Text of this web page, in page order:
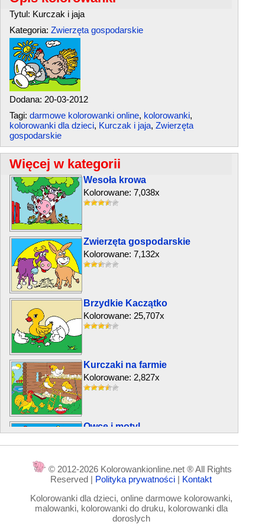
Tytul: Kurczak i jaja
Kategoria: Zwierzęta gospodarskie
Dodana: 20-03-2012
Tagi: darmowe kolorowanki online, kolorowanki,
kolorowanki dla dzieci, Kurczak i jaja, Zwierzęta
gospodarskie
Więcej w kategorii
Wesoła krowa
Kolorowane: 7,038x
Zwierzęta gospodarskie
Kolorowane: 7,132x
Brzydkie Kaczątko
Kolorowane: 25,707x
Kurczaki na farmie
Kolorowane: 2,827x
Owce i motyl
Kolorowane: 2,794x
© 2012-2026 Kolorowankionline.net ® All Rights
Reserved | Polityka prywatności | Kontakt
Kolorowanki dla dzieci, online darmowe kolorowanki,
malowanki, kolorowanki do druku, kolorowanki dla
doroslych